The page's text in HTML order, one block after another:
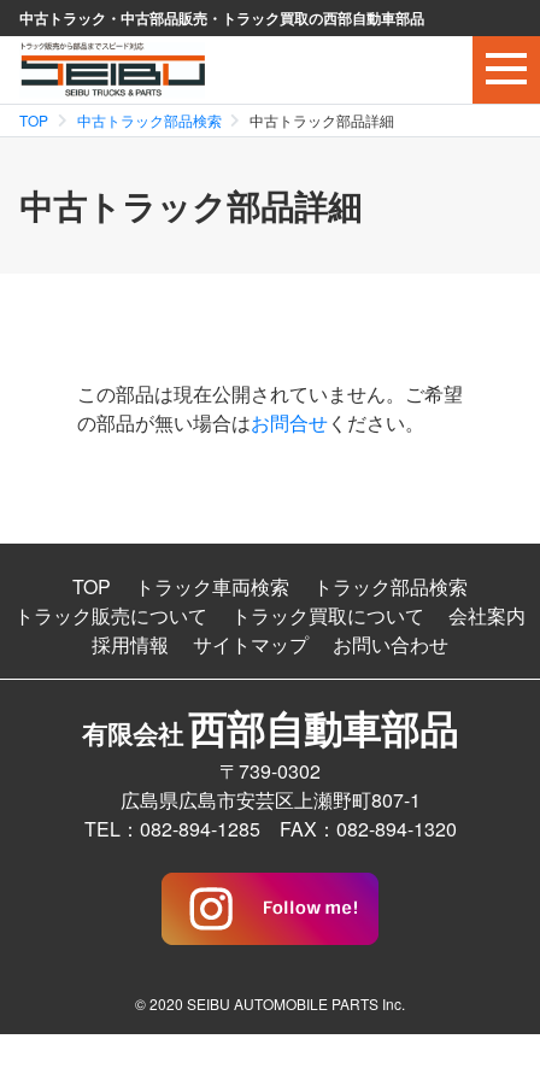
中古トラック・中古部品販売・トラック買取の西部自動車部品
TOP 中古トラック部品検索 中古トラック部品詳細
中古トラック部品詳細
この部品は現在公開されていません。ご希望
の部品が無い場合はお問合せください。
TOP トラック車両検索
トラック部品検索
トラック販売について
トラック買取について
会社案内
採用情報
サイトマップ お問い合わせ
有限会社西部自動車部品
〒739-0302
広島県広島市安芸区上瀬野町807-1
TEL：082-894-1285 FAX：082-894-1320
© 2020 SEIBU AUTOMOBILE PARTS Inc.